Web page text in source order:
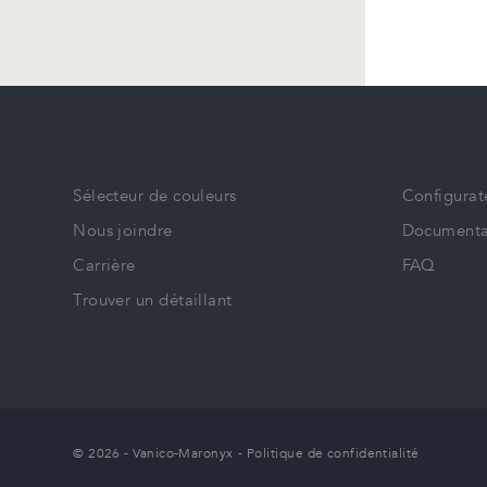
Sélecteur de couleurs
Nous joindre
Carrière
FAQ
Trouver un détaillant
© 2026 - Vanico-Maronyx - Politique de confidentialité